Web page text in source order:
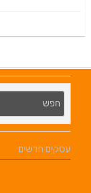
עסקים חדשים